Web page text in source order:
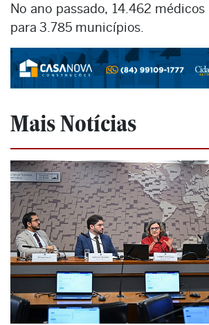
No ano passado, 14.462
para 3.785 municípios.
Mais Notícias